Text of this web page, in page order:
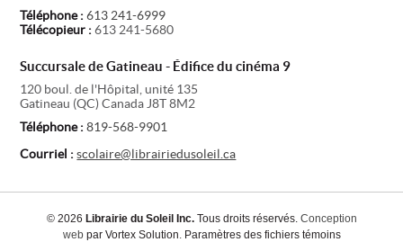
Téléphone : 613 241-6999
Télécopieur : 613 241-5680
Succursale de Gatineau - Édifice du cinéma 9
120 boul. de l'Hôpital, unité 135
Gatineau (QC)Canada J8T 8M2
Téléphone : 819-568-9901
Courriel : scolaire@librairiedusoleil.ca
© 2026 Librairie du Soleil Inc.Tous droits réservés.Conception
web par Vortex Solution. Paramètres des fichiers témoins